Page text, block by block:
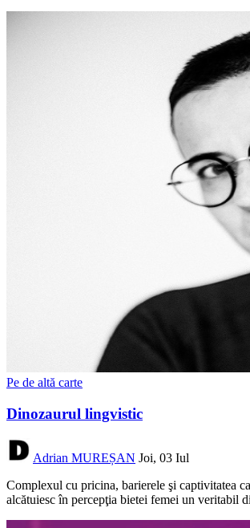
Pe de altă carte
Dinozaurul lingvistic
Adrian MUREȘAN Joi, 03 Iul
Complexul cu pricina, barierele şi captivitatea
alcătuiesc în percepţia bietei femei un veritabil